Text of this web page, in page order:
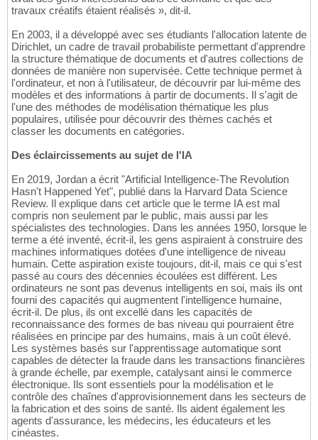
travaux créatifs étaient réalisés », dit-il.
En 2003, il a développé avec ses étudiants l'allocation latente de
Dirichlet, un cadre de travail probabiliste permettant d'apprendre
la structure thématique de documents et d'autres collections de
données de manière non supervisée. Cette technique permet à
l'ordinateur, et non à l'utilisateur, de découvrir par lui-même des
modèles et des informations à partir de documents. Il s'agit de
l'une des méthodes de modélisation thématique les plus
populaires, utilisée pour découvrir des thèmes cachés et
classer les documents en catégories.
Des éclaircissements au sujet de l'IA
En 2019, Jordan a écrit "Artificial Intelligence-The Revolution
Hasn't Happened Yet", publié dans la Harvard Data Science
Review. Il explique dans cet article que le terme IA est mal
compris non seulement par le public, mais aussi par les
spécialistes des technologies. Dans les années 1950, lorsque le
terme a été inventé, écrit-il, les gens aspiraient à construire des
machines informatiques dotées d'une intelligence de niveau
humain. Cette aspiration existe toujours, dit-il, mais ce qui s'est
passé au cours des décennies écoulées est différent. Les
ordinateurs ne sont pas devenus intelligents en soi, mais ils ont
fourni des capacités qui augmentent l'intelligence humaine,
écrit-il. De plus, ils ont excellé dans les capacités de
reconnaissance des formes de bas niveau qui pourraient être
réalisées en principe par des humains, mais à un coût élevé.
Les systèmes basés sur l'apprentissage automatique sont
capables de détecter la fraude dans les transactions financières
à grande échelle, par exemple, catalysant ainsi le commerce
électronique. Ils sont essentiels pour la modélisation et le
contrôle des chaînes d'approvisionnement dans les secteurs de
la fabrication et des soins de santé. Ils aident également les
agents d'assurance, les médecins, les éducateurs et les
cinéastes.